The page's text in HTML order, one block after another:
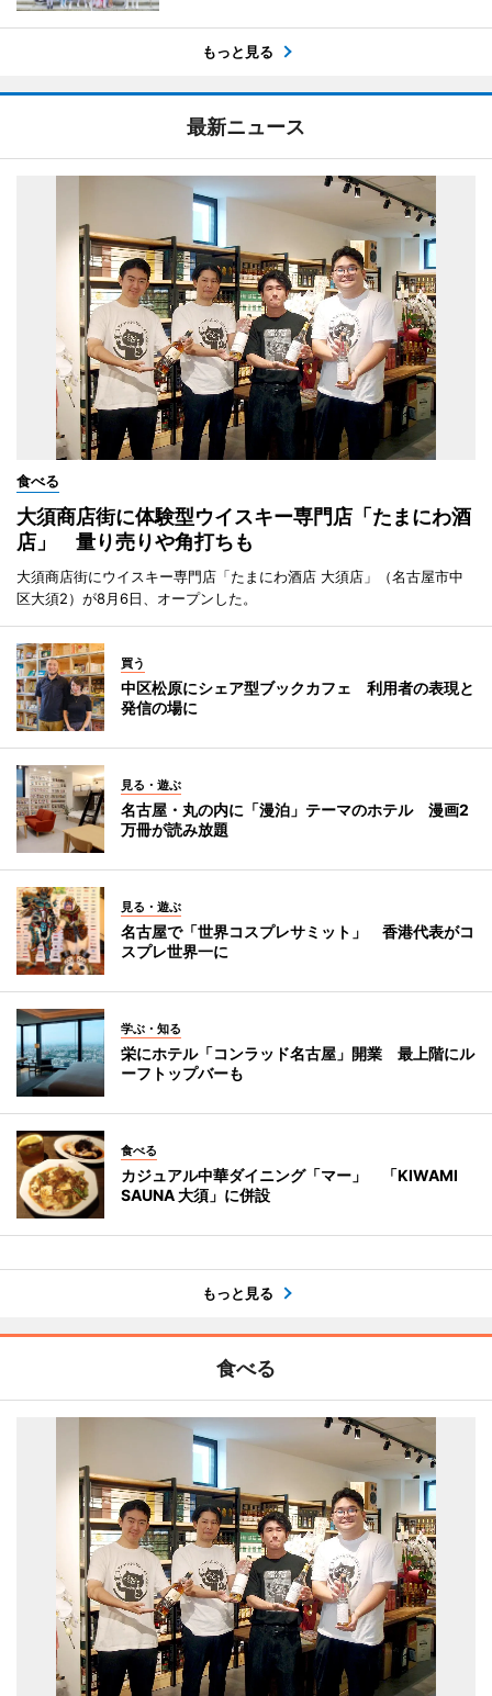
もっと見る
最新ニュース
食べる
大須商店街に体験型ウイスキー専門店「たまにわ酒
店」 量り売りや角打ちも
大須商店街にウイスキー専門店「たまにわ酒店 大須店」（名古屋市中
区大須2）が8月6日、オープンした。
買う
中区松原にシェア型ブックカフェ 利用者の表現と
発信の場に
見る・遊ぶ
名古屋・丸の内に「漫泊」テーマのホテル 漫画2
万冊が読み放題
見る・遊ぶ
名古屋で「世界コスプレサミット」 香港代表がコ
スプレ世界一に
学ぶ・知る
栄にホテル「コンラッド名古屋」開業 最上階にル
ーフトップバーも
食べる
カジュアル中華ダイニング「マー」 「KIWAMI
SAUNA 大須」に併設
もっと見る
食べる